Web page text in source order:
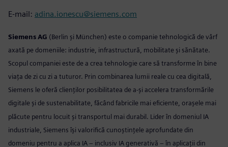
E-mail: adina.ionescu@siemens.com
Siemens AG (Berlin și München) este o companie tehnologică de vârf
axată pe domeniile: industrie, infrastructură, mobilitate și sănătate.
Scopul companiei este de a crea tehnologie care să transforme în bine
viața de zi cu zi a tuturor. Prin combinarea lumii reale cu cea digitală,
Siemens le oferă clienților posibilitatea de a-și accelera transformările
digitale și de sustenabilitate, făcând fabricile mai eficiente, orașele mai
plăcute pentru locuit și transportul mai durabil. Lider în domeniul IA
industriale, Siemens își valorifică cunoștințele aprofundate din
domeniu pentru a aplica IA – inclusiv IA generativă – în aplicații din